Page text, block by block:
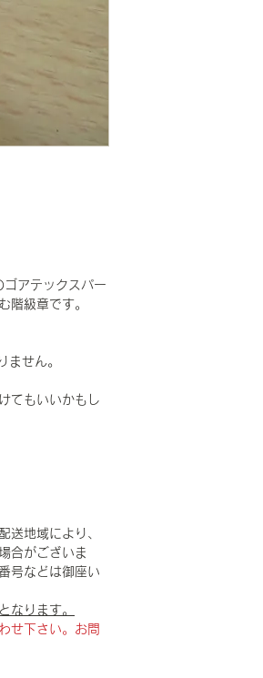
アテックスパー
階級章です。
ません。
てもいいかもし
送地域により、
合がございま
号などは御座い
なります。
せ下さい。お問